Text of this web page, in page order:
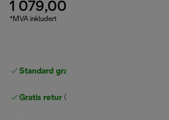
1 079,00 kr
*MVA inkludert
Standard gratis levering
Gratis retur